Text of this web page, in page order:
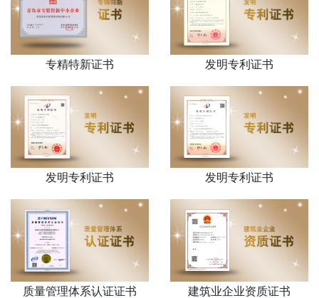
专精特新证书 发明专利证书
发明专利证书 发明专利证书
质量管理体系认证证书 建筑业企业资质证书